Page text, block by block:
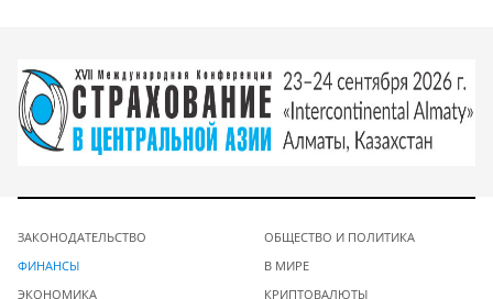
ЗАКОНОДАТЕЛЬСТВО
ФИНАНСЫ
ЭКОНОМИКА
ОБЩЕСТВО И ПОЛИТИКА
В МИРЕ
КРИПТОВАЛЮТЫ